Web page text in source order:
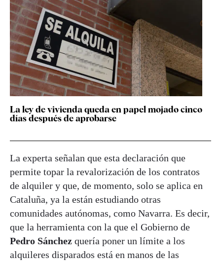
La ley de vivienda queda en papel mojado cinco
días después de aprobarse
La experta señalan que esta declaración que
permite topar la revalorización de los contratos
de alquiler y que, de momento, solo se aplica en
Cataluña, ya la están estudiando otras
comunidades autónomas, como Navarra. Es decir,
que la herramienta con la que el Gobierno de
Pedro Sánchez quería poner un límite a los
alquileres disparados está en manos de las